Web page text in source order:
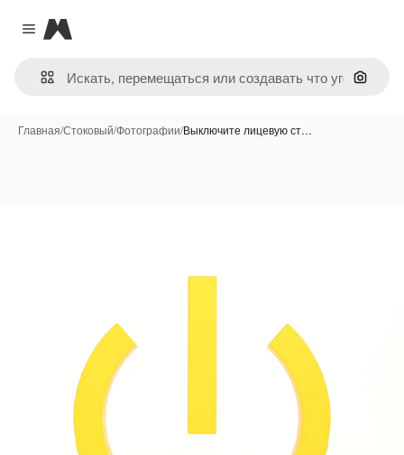
Close menu
Magnific
Поиск
Главная/Стоковый/Фотографии/Выключите лицевую ст…